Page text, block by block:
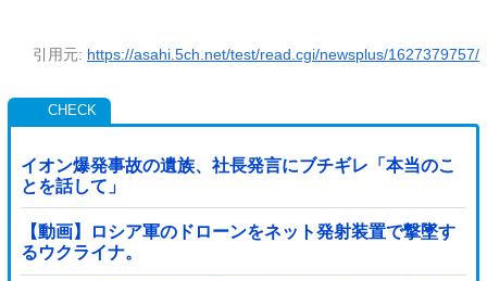
引用元: https://asahi.5ch.net/test/read.cgi/newsplus/1627379757/
イオン爆発事故の遺族、社長発言にブチギレ「本当のこ
とを話して」
【動画】ロシア軍のドローンをネット発射装置で撃墜す
るウクライナ。